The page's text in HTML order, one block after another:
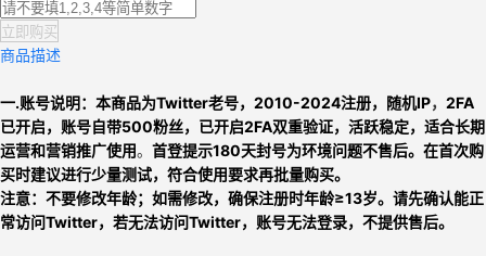
立即购买
商品描述
一.账号说明： 本商品为Twitter老号， 2010-2024注册， 随机IP， 2FA
已开启， 账号自带500粉丝，已开启2FA双重验证，活跃稳定，适合长期
运营和营销推广使用。 首登提示180天封号为环境问题不售后。 在首次购
买时建议进行少量测试，符合使用要求再批量购买。
注意： 不要修改年龄；如需修改，确保注册时年龄≥13岁。 请先确认能正
常访问Twitter， 若无法访问Twitter，账号无法登录，不提供售后。